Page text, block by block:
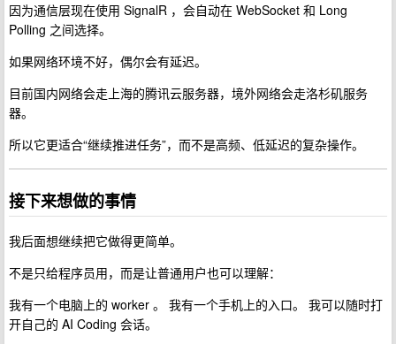
因为通信层现在使用 SignalR ，会自动在 WebSocket 和 Long
Polling 之间选择。
如果网络环境不好，偶尔会有延迟。
目前国内网络会走上海的腾讯云服务器，境外网络会走洛杉矶服务
器。
所以它更适合“继续推进任务”，而不是高频、低延迟的复杂操作。
接下来想做的事情
我后面想继续把它做得更简单。
不是只给程序员用，而是让普通用户也可以理解：
我有一个电脑上的 worker 。 我有一个手机上的入口。 我可以随时打
开自己的 AI Coding 会话。